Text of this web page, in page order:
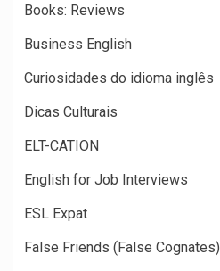
Books: Reviews
Business English
Curiosidades do idioma inglês
Dicas Culturais
ELT-CATION
English for Job Interviews
ESL Expat
False Friends (False Cognates)